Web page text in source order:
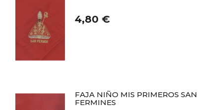
4,80 €
FAJA NIÑO MIS PRIMEROS SAN
FERMINES